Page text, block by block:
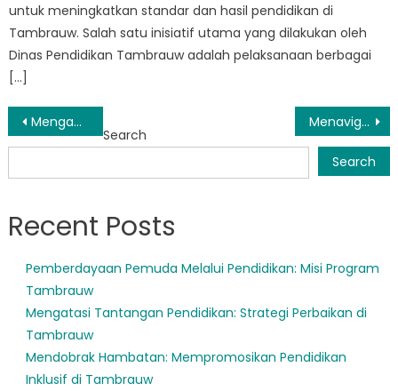
untuk meningkatkan standar dan hasil pendidikan di
Tambrauw. Salah satu inisiatif utama yang dilakukan oleh
Dinas Pendidikan Tambrauw adalah pelaksanaan berbagai
[…]
Post
navigation
Menganalisis Lanskap Pendidikan di Tambrauw Melalui Data Menavigasi Sistem PPDB Tambrauw: Tips Bagi Orang Tua dan Siswa
Search
Search
Recent Posts
Pemberdayaan Pemuda Melalui Pendidikan: Misi Program
Tambrauw
Mengatasi Tantangan Pendidikan: Strategi Perbaikan di
Tambrauw
Mendobrak Hambatan: Mempromosikan Pendidikan
Inklusif di Tambrauw